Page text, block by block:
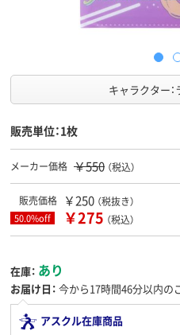
キャラクター
販売単位：1枚
メーカー価格 ￥550 （税込）
販売価格 ￥250 （税抜き）
50.0%off ￥275 （税込）
在庫： あり
お届け日： 今から17時間46分以内の
アスクル在庫商品